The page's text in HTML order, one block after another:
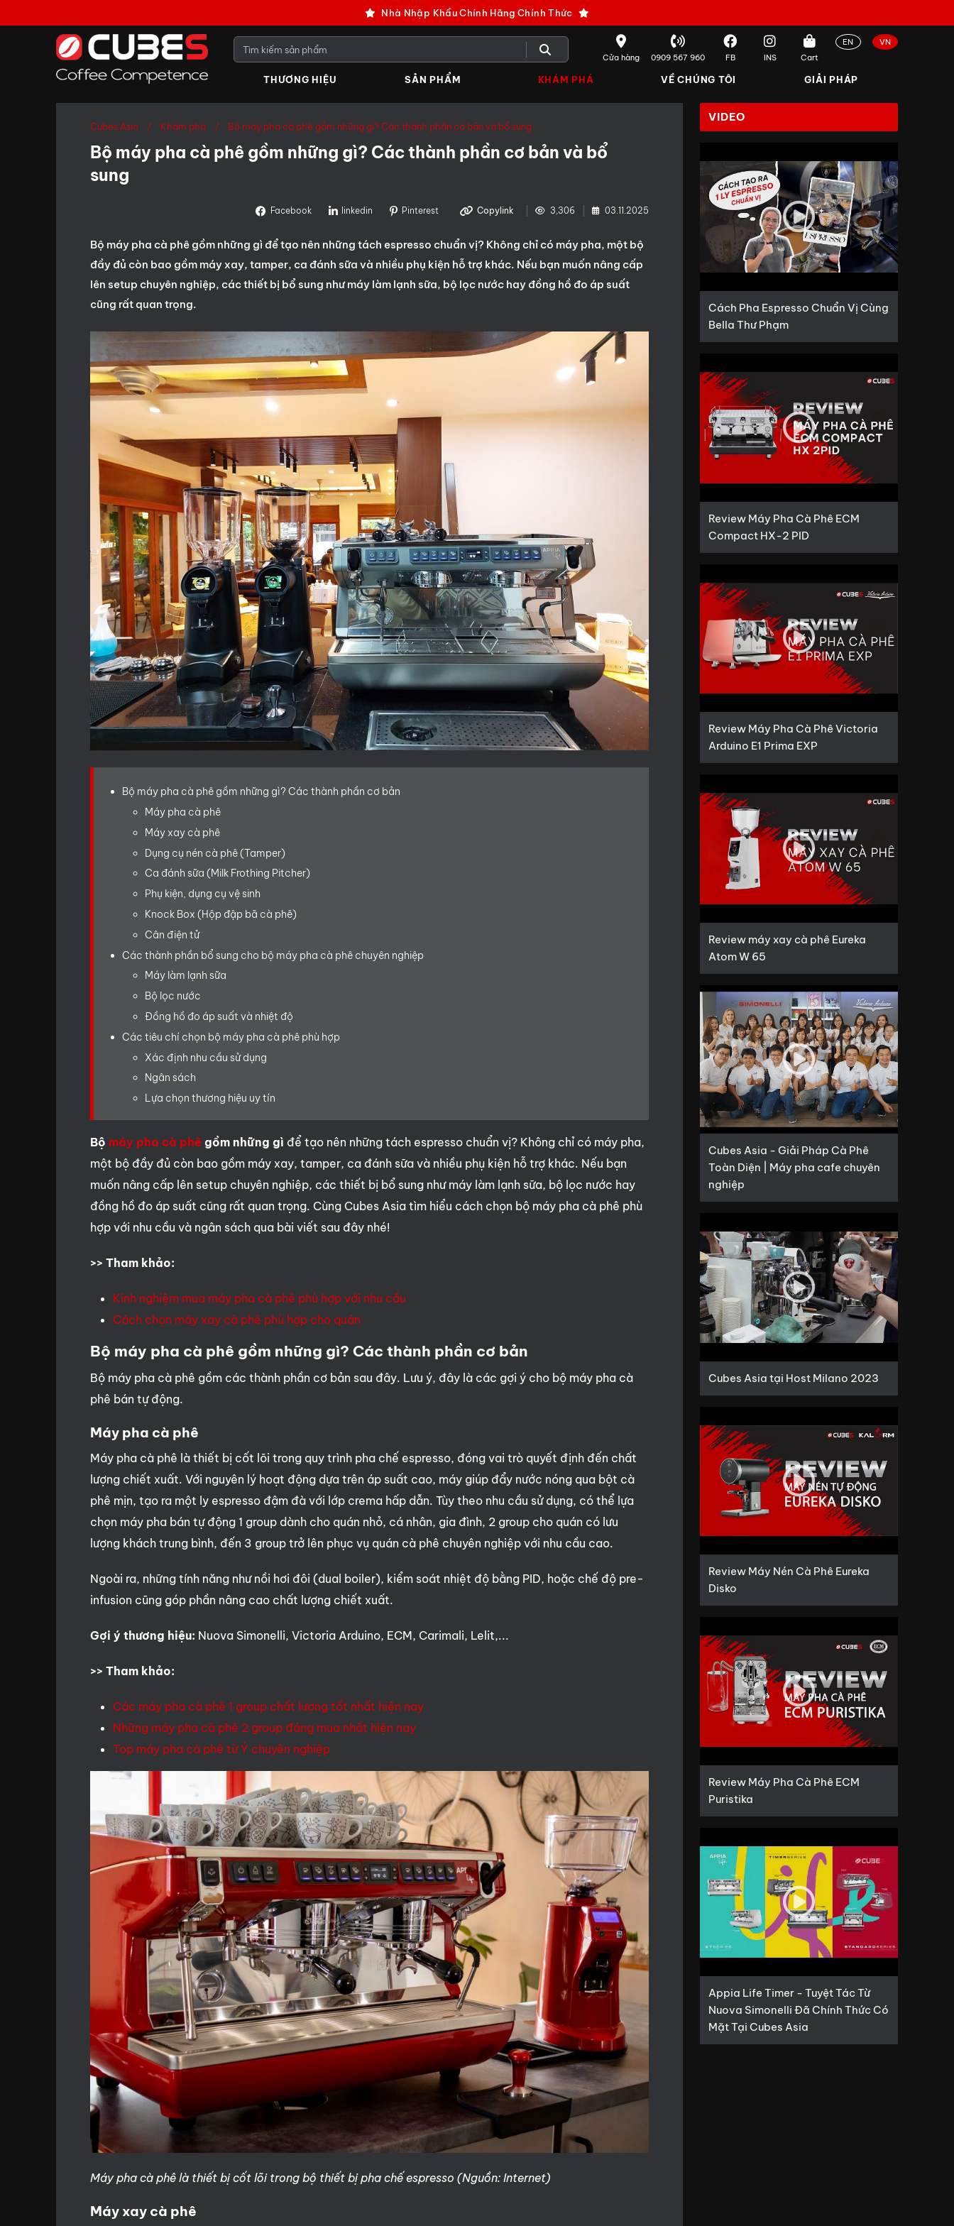
Nhà Nhập Khẩu Chính Hãng Chính Thức
Cửa hàng 0909 567 960 FB INS Cart
EN VN
THƯƠNG HIỆU SẢN PHẨM KHÁM PHÁ VỀ CHÚNG TÔI GIẢI PHÁP
Cubes Asia Khám phá Bộ máy pha cà phê gồm những gì? Các thành phần cơ bản và bổ sung
Bộ máy pha cà phê gồm những gì? Các thành phần cơ bản và bổ
sung
Facebook linkedin Pinterest Copylink 3,306 03.11.2025
Bộ máy pha cà phê gồm những gì để tạo nên những tách espresso chuẩn vị? Không chỉ có máy pha, một bộ
đầy đủ còn bao gồm máy xay, tamper, ca đánh sữa và nhiều phụ kiện hỗ trợ khác. Nếu bạn muốn nâng cấp
lên setup chuyên nghiệp, các thiết bị bổ sung như máy làm lạnh sữa, bộ lọc nước hay đồng hồ đo áp suất
cũng rất quan trọng.
Bộ máy pha cà phê gồm những gì? Các thành phần cơ bản
Máy pha cà phê
Máy xay cà phê
Dụng cụ nén cà phê (Tamper)
Ca đánh sữa (Milk Frothing Pitcher)
Phụ kiện, dụng cụ vệ sinh
Knock Box (Hộp đập bã cà phê)
Cân điện tử
Các thành phần bổ sung cho bộ máy pha cà phê chuyên nghiệp
Máy làm lạnh sữa
Bộ lọc nước
Đồng hồ đo áp suất và nhiệt độ
Các tiêu chí chọn bộ máy pha cà phê phù hợp
Xác định nhu cầu sử dụng
Ngân sách
Lựa chọn thương hiệu uy tín
Bộ máy pha cà phê gồm những gì để tạo nên những tách espresso chuẩn vị? Không chỉ có máy pha,
một bộ đầy đủ còn bao gồm máy xay, tamper, ca đánh sữa và nhiều phụ kiện hỗ trợ khác. Nếu bạn
muốn nâng cấp lên setup chuyên nghiệp, các thiết bị bổ sung như máy làm lạnh sữa, bộ lọc nước hay
đồng hồ đo áp suất cũng rất quan trọng. Cùng Cubes Asia tìm hiểu cách chọn bộ máy pha cà phê phù
hợp với nhu cầu và ngân sách qua bài viết sau đây nhé!
>> Tham khảo:
Kinh nghiệm mua máy pha cà phê phù hợp với nhu cầu
Cách chọn máy xay cà phê phù hợp cho quán
Bộ máy pha cà phê gồm những gì? Các thành phần cơ bản
Bộ máy pha cà phê gồm các thành phần cơ bản sau đây. Lưu ý, đây là các gợi ý cho bộ máy pha cà
phê bán tự động.
Máy pha cà phê
Máy pha cà phê là thiết bị cốt lõi trong quy trình pha chế espresso, đóng vai trò quyết định đến chất
lượng chiết xuất. Với nguyên lý hoạt động dựa trên áp suất cao, máy giúp đẩy nước nóng qua bột cà
phê mịn, tạo ra một ly espresso đậm đà với lớp crema hấp dẫn. Tùy theo nhu cầu sử dụng, có thể lựa
chọn máy pha bán tự động 1 group dành cho quán nhỏ, cá nhân, gia đình, 2 group cho quán có lưu
lượng khách trung bình, đến 3 group trở lên phục vụ quán cà phê chuyên nghiệp với nhu cầu cao.
Ngoài ra, những tính năng như nồi hơi đôi (dual boiler), kiểm soát nhiệt độ bằng PID, hoặc chế độ pre-
infusion cũng góp phần nâng cao chất lượng chiết xuất.
Gợi ý thương hiệu: Nuova Simonelli, Victoria Arduino, ECM, Carimali, Lelit,...
>> Tham khảo:
Các máy pha cà phê 1 group chất lượng tốt nhất hiện nay
Những máy pha cà phê 2 group đáng mua nhất hiện nay
Top máy pha cà phê từ Ý chuyên nghiệp
Máy pha cà phê là thiết bị cốt lõi trong bộ thiết bị pha chế espresso (Nguồn: Internet)
Máy xay cà phê
VIDEO
Cách Pha Espresso Chuẩn Vị Cùng
Bella Thư Phạm
Review Máy Pha Cà Phê ECM
Compact HX-2 PID
Review Máy Pha Cà Phê Victoria
Arduino E1 Prima EXP
Review máy xay cà phê Eureka
Atom W 65
Cubes Asia - Giải Pháp Cà Phê
Toàn Diện | Máy pha cafe chuyên
nghiệp
Cubes Asia tại Host Milano 2023
Review Máy Nén Cà Phê Eureka
Disko
Review Máy Pha Cà Phê ECM
Puristika
Appia Life Timer - Tuyệt Tác Từ
Nuova Simonelli Đã Chính Thức Có
Mặt Tại Cubes Asia